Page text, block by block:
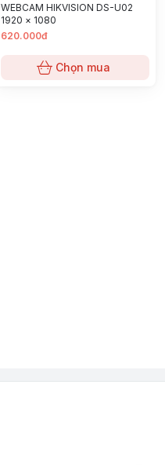
WEBCAM HIKVISION DS-U02
1920 × 1080
620.000đ
Chọn mua